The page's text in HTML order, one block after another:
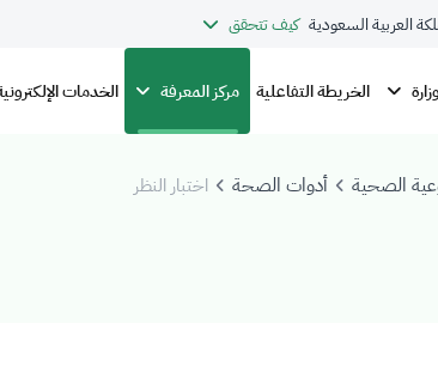
العربية السعودية كيف تتحقق
الخريطة التفاعلية مركز المعرفة الخدمات
الصحية أدوات الصحة اختبار النظر